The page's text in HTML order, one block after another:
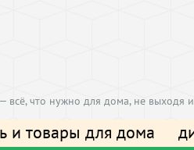
всё, что нужно для дома, не выходя
и товары для дома